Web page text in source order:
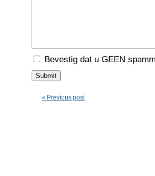
Bevestig dat u GEEN
« Previous post